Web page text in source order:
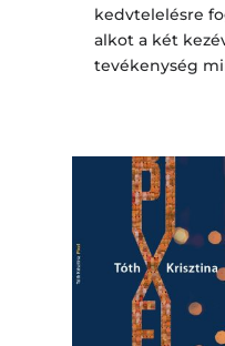
kedvtelelésre
alkot a két
tevékenység